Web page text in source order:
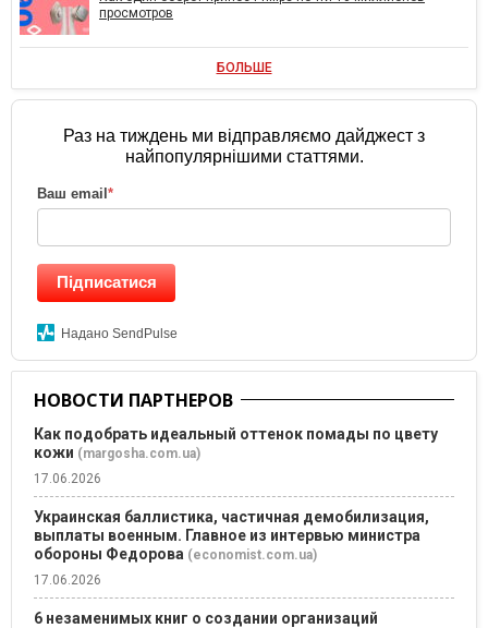
просмотров
БОЛЬШЕ
Раз на тиждень ми відправляємо дайджест з
найпопулярнішими статтями.
Ваш email*
Підписатися
Надано SendPulse
НОВОСТИ ПАРТНЕРОВ
Как подобрать идеальный оттенок помады по цвету
кожи (margosha.com.ua)
17.06.2026
Украинская баллистика, частичная демобилизация,
выплаты военным. Главное из интервью министра
обороны Федорова (economist.com.ua)
17.06.2026
6 незаменимых книг о создании организаций